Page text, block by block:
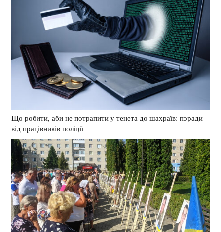
Що робити, аби не потрапити у тенета до шахраїв: поради
від працівників поліції